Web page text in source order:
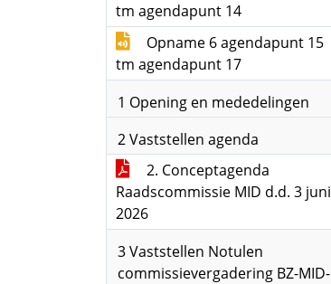
tm agendapunt 14
Opname 6 agendapunt 15
tm agendapunt 17
1 Opening en mededelingen
2 Vaststellen agenda
2. Conceptagenda
Raadscommissie MID d.d. 3 juni
2026
3 Vaststellen Notulen
commissievergadering BZ-MID-